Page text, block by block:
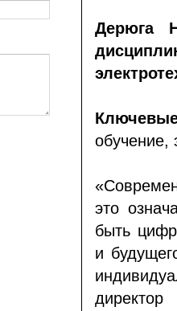
Дерюга
обучение,
это
быть
и
директор